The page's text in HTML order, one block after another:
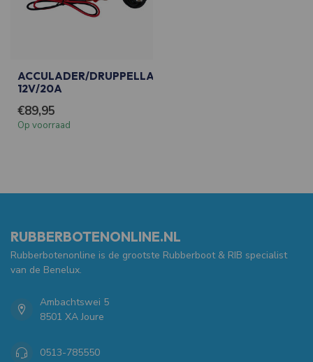
ACCULADER/DRUPPELLADER
12V/20A
€89,95
Op voorraad
RUBBERBOTENONLINE.NL
Rubberbotenonline is de grootste Rubberboot & RIB specialist
van de Benelux.
Ambachtswei 5
8501 XA Joure
0513-785550